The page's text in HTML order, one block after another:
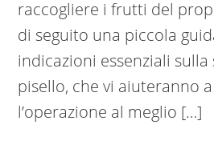
raccogliere i frutti del
di seguito una piccola
indicazioni essenziali sulla
pisello, che vi aiuteranno
l’operazione al meglio […]